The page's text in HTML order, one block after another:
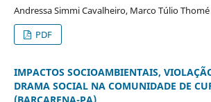
Andressa Simmi Cavalheiro, Marco Túlio
PDF
IMPACTOS SOCIOAMBIENTAIS,
DRAMA SOCIAL NA COMUNIDADE DE